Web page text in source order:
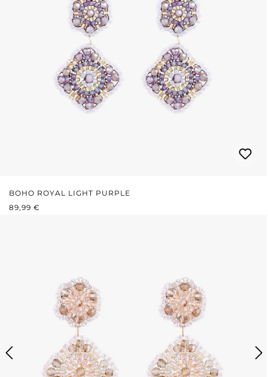
BOHO ROYAL LIGHT PURPLE
PRIX RÉGULIER :
89,99 €